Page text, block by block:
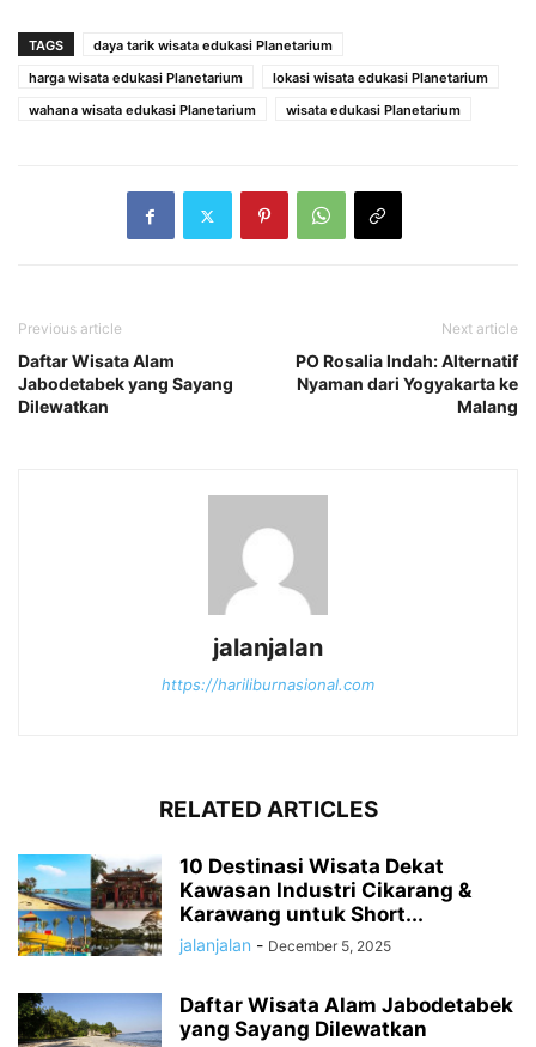
TAGS
daya tarik wisata edukasi Planetarium
harga wisata edukasi Planetarium
lokasi wisata edukasi Planetarium
wahana wisata edukasi Planetarium
wisata edukasi Planetarium
Previous article
Daftar Wisata Alam
Jabodetabek yang Sayang
Dilewatkan
Next article
PO Rosalia Indah: Alternatif
Nyaman dari Yogyakarta ke
Malang
jalanjalan
https://hariliburnasional.com
RELATED ARTICLES
10 Destinasi Wisata Dekat
Kawasan Industri Cikarang &
Karawang untuk Short...
jalanjalan - December 5, 2025
Daftar Wisata Alam Jabodetabek
yang Sayang Dilewatkan